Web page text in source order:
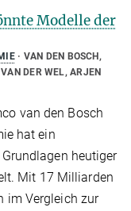
Modelle der
VAN DEN BOSCH,
DER WEL, ARJEN
van den Bosch
hat ein
heutiger
Mit 17 Milliarden
im Vergleich zur